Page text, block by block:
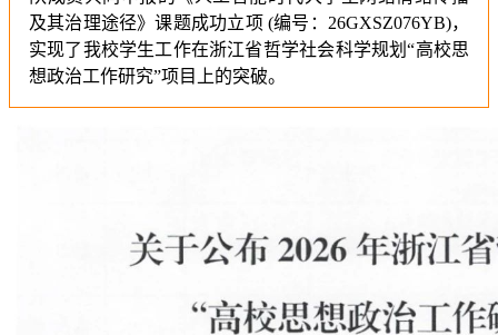
及其治理途径》课题成功立项 (编号：26GXSZ076YB)，
实现了我校学生工作在浙江省哲学社会科学规划“高校思
想政治工作研究”项目上的突破。